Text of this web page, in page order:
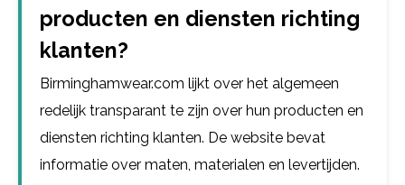
producten en diensten richting
klanten?
Birminghamwear.com lijkt over het algemeen
redelijk transparant te zijn over hun producten en
diensten richting klanten. De website bevat
informatie over maten, materialen en levertijden.